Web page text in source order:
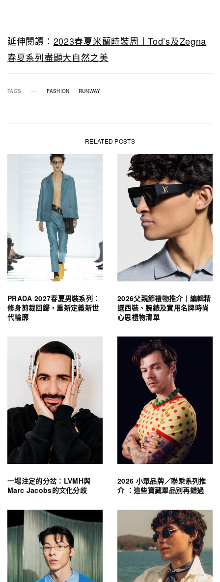
延伸閱讀： 2023春夏米蘭時裝周丨Tod’s及Zegna
春夏系列盡顯大自然之美
TAGS FASHION RUNWAY
RELATED POSTS
PRADA 2027春夏男裝系列：
修身剪裁回歸，重新定義新世
代輪廓
2026父親節禮物推介丨編輯精
選西裝、腕錶及實用名牌時尚
心思禮物清單
一場注定的分岔：LVMH與
Marc Jacobs的文化分歧
2026 小眾品牌／聯乘系列推
介 ：這些寶藏單品別再錯過